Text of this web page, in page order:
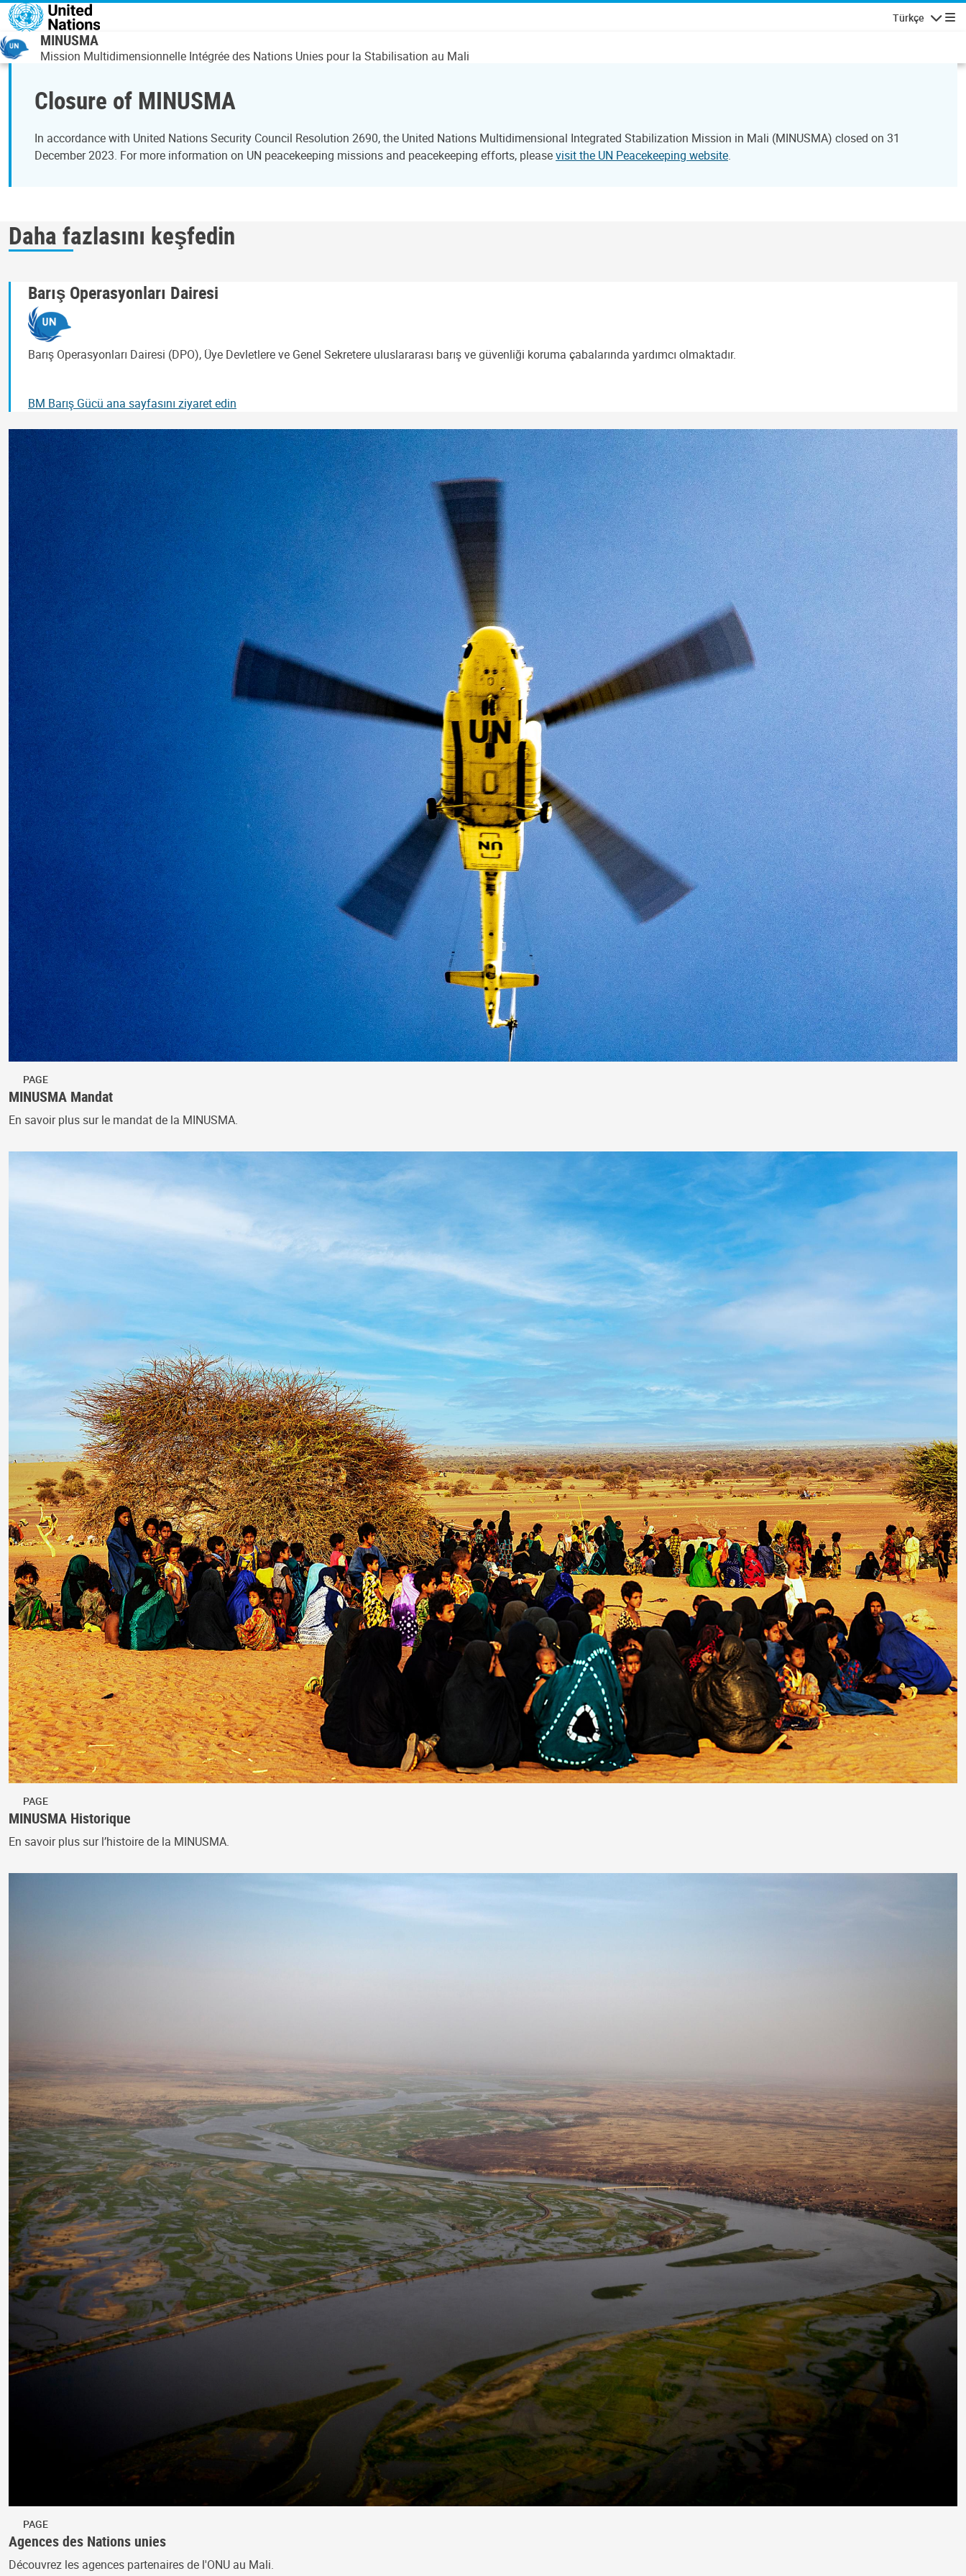
Ana içeriğe atla
Türkçe
Gezinti
MINUSMA
Mission Multidimensionnelle Intégrée des Nations Unies pour la Stabilisation au Mali
Closure of MINUSMA
In accordance with United Nations Security Council Resolution 2690, the United Nations Multidimensional Integrated Stabilization Mission in Mali (MINUSMA) closed on 31
December 2023. For more information on UN peacekeeping missions and peacekeeping efforts, pleasevisit the UN Peacekeeping website.
Daha fazlasını keşfedin
Barış Operasyonları Dairesi
Barış Operasyonları Dairesi (DPO), Üye Devletlere ve Genel Sekretere uluslararası barış ve güvenliği koruma çabalarında yardımcı olmaktadır.
BM Barış Gücü ana sayfasını ziyaret edin
PAGE
MINUSMA Mandat
En savoir plus sur le mandat de la MINUSMA.
PAGE
MINUSMA Historique
En savoir plus sur l’histoire de la MINUSMA.
PAGE
Agences des Nations unies
Découvrez les agences partenaires de l'ONU au Mali.